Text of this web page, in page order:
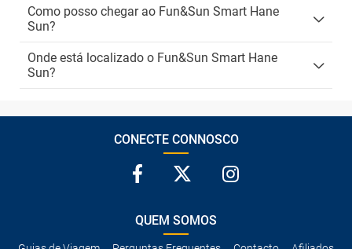
Como posso chegar ao Fun&Sun Smart Hane
Sun?
Onde está localizado o Fun&Sun Smart Hane
Sun?
CONECTE CONNOSCO
QUEM SOMOS